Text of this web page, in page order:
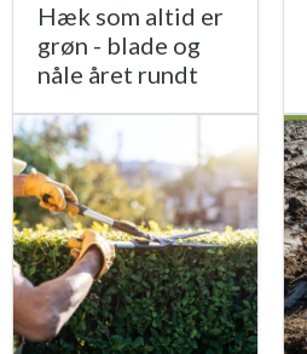
Hæk som altid er
grøn - blade og
nåle året rundt